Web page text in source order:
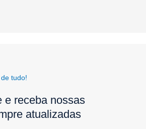
tudo!
e receba nossas
atualizadas